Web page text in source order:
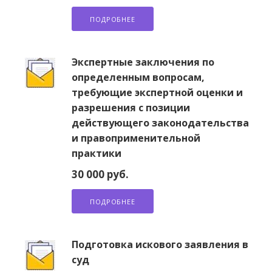
ПОДРОБНЕЕ
Экспертные заключения по
определенным вопросам,
требующие экспертной оценки и
разрешения с позиции
действующего законодательства
и правоприменительной
практики
30 000 руб.
ПОДРОБНЕЕ
Подготовка искового заявления в
суд